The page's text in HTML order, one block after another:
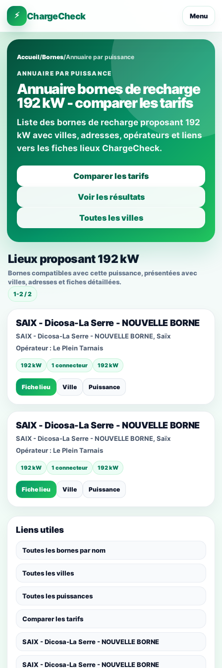
⚡ ChargeCheck Menu
Accueil/Bornes/Annuaire par puissance
ANNUAIRE PAR PUISSANCE
Annuaire bornes de recharge
192 kW - comparer les tarifs
Liste des bornes de recharge proposant 192
kW avec villes, adresses, opérateurs et liens
vers les fiches lieux ChargeCheck.
Comparer les tarifs
Voir les résultats
Toutes les villes
Lieux proposant 192 kW
Bornes compatibles avec cette puissance, présentées avec
villes, adresses et fiches détaillées.
1-2 / 2
SAIX - Dicosa-La Serre - NOUVELLE BORNE
SAIX - Dicosa-La Serre - NOUVELLE BORNE, Saïx
Opérateur : Le Plein Tarnais
192 kW 1 connecteur 192 kW
Fiche lieu Ville Puissance
SAIX - Dicosa-La Serre - NOUVELLE BORNE
SAIX - Dicosa-La Serre - NOUVELLE BORNE, Saïx
Opérateur : Le Plein Tarnais
192 kW 1 connecteur 192 kW
Fiche lieu Ville Puissance
Liens utiles
Toutes les bornes par nom
Toutes les villes
Toutes les puissances
Comparer les tarifs
SAIX - Dicosa-La Serre - NOUVELLE BORNE
SAIX - Dicosa-La Serre - NOUVELLE BORNE